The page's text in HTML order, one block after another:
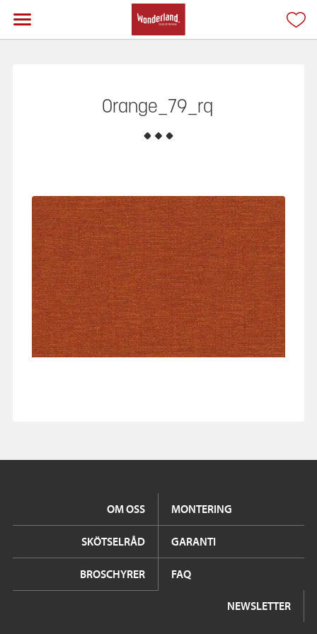
Orange_79_rq
OM OSS MONTERING
SKÖTSELRÅD GARANTI
BROSCHYRER FAQ
NEWSLETTER